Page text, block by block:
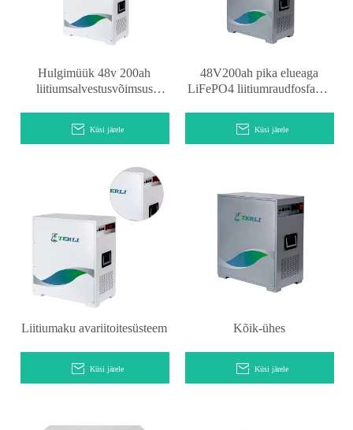
Hulgimüük 48v 200ah
liitiumsalvestusvõimsus
Küsi järele
48V200ah pika elueaga
LiFePO4 liitiumraudfosfaadi
Küsi järele
Liitiumaku avariitoitesüsteem
Küsi järele
Kõik-ühes
Küsi järele